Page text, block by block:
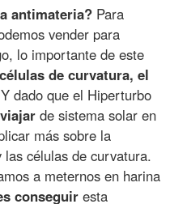
antimateria? Para
vender para
lo importante de este
de curvatura, el
dado que el Hiperturbo
de sistema solar en
más sobre la
células de curvatura.
a meternos en harina
conseguir esta